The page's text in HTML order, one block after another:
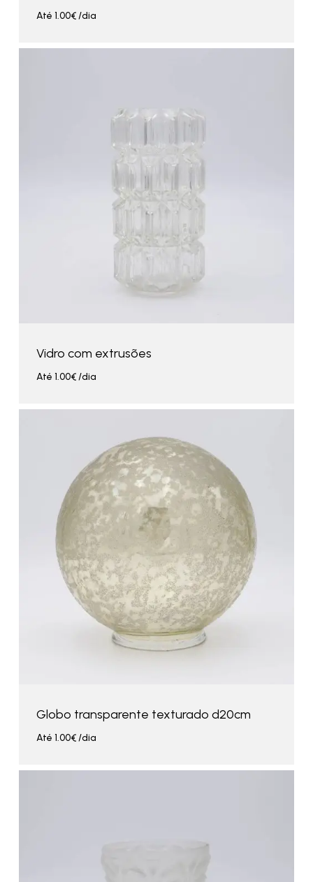
Até 1.00€/dia
Vidro com extrusões
Até 1.00€/dia
Globo transparente texturado d20cm
Até 1.00€/dia